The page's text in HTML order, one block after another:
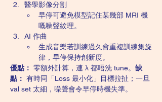
醫學影像分割
早停可避免模型記住某幾部 MRI 機
嘅噪聲紋理。
AI 作曲
生成音樂若訓練過久會重複訓練集旋
律，早停保持創新度。
優點： 零額外計算，連 λ 都唔洗 tune。 缺
點： 有時同「Loss 最小化」目標拉扯；一旦
val set 太細，噪聲會令早停時機失準。